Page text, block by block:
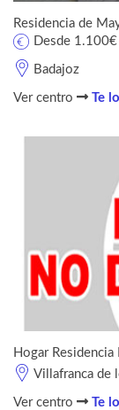
Residencia de
Badajoz
Desde 1.100€
Ver centro Te
Hogar
Villafranca de
Ver centro Te